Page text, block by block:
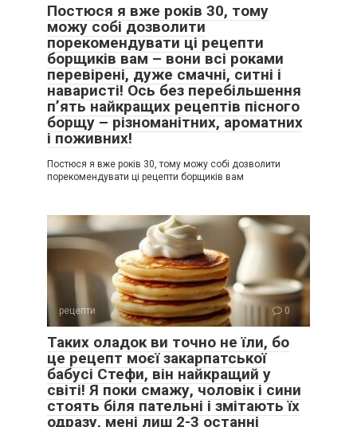
Постюся я вже років 30, тому
можу собі дозволити
порекомендувати ці рецепти
борщиків вам – вони всі роками
перевірені, дуже смачні, ситні і
наваристі! Ось без перебільшення
п’ять найкращих рецептів пісного
борщу – різноманітних, ароматних
і поживних!
Постюся я вже років 30, тому можу собі дозволити
порекомендувати ці рецепти борщиків вам
рецепти 0
Таких оладок ви точно не їли, бо
це рецепт моєї закарпатської
бабусі Стефи, він найкращий у
світі! Я поки смажу, чоловік і сини
стоять біля пательні і змітають їх
одразу, мені лиш 2-3 останні